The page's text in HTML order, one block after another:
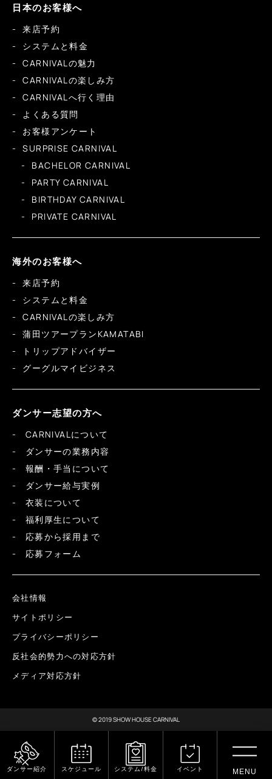
ダンサー紹介 スケジュール システム/料金 イベント
日本のお客様へ
来店予約
システムと料金
CARNIVALの魅力
CARNIVALの楽しみ方
CARNIVALへ行く理由
よくある質問
お客様アンケート
SURPRISE CARNIVAL
BACHELOR CARNIVAL
PARTY CARNIVAL
BIRTHDAY CARNIVAL
PRIVATE CARNIVAL
海外のお客様へ
来店予約
システムと料金
CARNIVALの楽しみ方
蒲田ツアープランKAMATABI
トリップアドバイザー
グーグルマイビジネス
ダンサー志望の方へ
CARNIVALについて
ダンサーの業務内容
報酬・手当について
ダンサー給与実例
衣装について
福利厚生について
応募から採用まで
応募フォーム
会社情報
サイトポリシー
プライバシーポリシー
反社会的勢力への対応方針
メディア対応方針
© 2019 SHOW HOUSE CARNIVAL